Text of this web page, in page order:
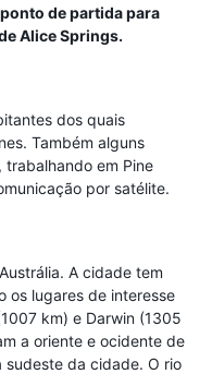
de partida para
Alice Springs.
dos quais
Também alguns
trabalhando em Pine
por satélite.
A cidade tem
os lugares de interesse
km) e Darwin (1305
a oriente e ocidente de
sudeste da cidade. O rio